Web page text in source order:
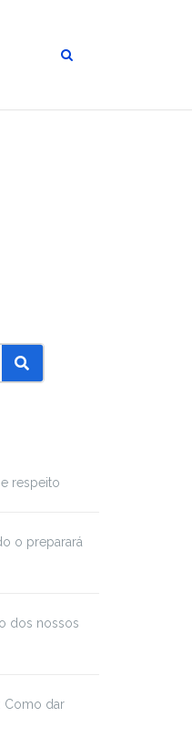
respeito
o preparará
dos nossos
Como dar